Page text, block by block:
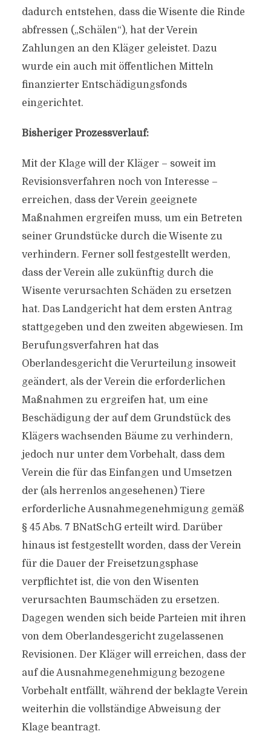
dadurch entstehen, dass die Wisente die Rinde
abfressen („Schälen“), hat der Verein
Zahlungen an den Kläger geleistet. Dazu
wurde ein auch mit öffentlichen Mitteln
finanzierter Entschädigungsfonds
eingerichtet.
Bisheriger Prozessverlauf:
Mit der Klage will der Kläger – soweit im
Revisionsverfahren noch von Interesse –
erreichen, dass der Verein geeignete
Maßnahmen ergreifen muss, um ein Betreten
seiner Grundstücke durch die Wisente zu
verhindern. Ferner soll festgestellt werden,
dass der Verein alle zukünftig durch die
Wisente verursachten Schäden zu ersetzen
hat. Das Landgericht hat dem ersten Antrag
stattgegeben und den zweiten abgewiesen. Im
Berufungsverfahren hat das
Oberlandesgericht die Verurteilung insoweit
geändert, als der Verein die erforderlichen
Maßnahmen zu ergreifen hat, um eine
Beschädigung der auf dem Grundstück des
Klägers wachsenden Bäume zu verhindern,
jedoch nur unter dem Vorbehalt, dass dem
Verein die für das Einfangen und Umsetzen
der (als herrenlos angesehenen) Tiere
erforderliche Ausnahmegenehmigung gemäß
§ 45 Abs. 7 BNatSchG erteilt wird. Darüber
hinaus ist festgestellt worden, dass der Verein
für die Dauer der Freisetzungsphase
verpflichtet ist, die von den Wisenten
verursachten Baumschäden zu ersetzen.
Dagegen wenden sich beide Parteien mit ihren
von dem Oberlandesgericht zugelassenen
Revisionen. Der Kläger will erreichen, dass der
auf die Ausnahmegenehmigung bezogene
Vorbehalt entfällt, während der beklagte Verein
weiterhin die vollständige Abweisung der
Klage beantragt.